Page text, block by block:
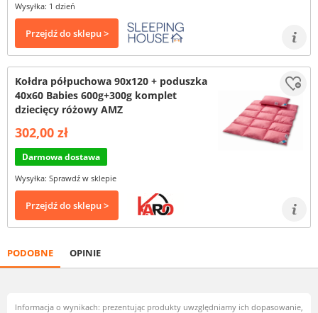
Wysyłka: 1 dzień
Przejdź do sklepu >
Kołdra półpuchowa 90x120 + poduszka
40x60 Babies 600g+300g komplet
dziecięcy różowy AMZ
302,00 zł
Darmowa dostawa
Wysyłka: Sprawdź w sklepie
Przejdź do sklepu >
PODOBNE OPINIE
Informacja o wynikach: prezentując produkty uwzględniamy ich dopasowanie,